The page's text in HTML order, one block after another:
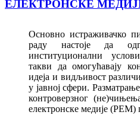
ЕЛЕКТРОНСКЕ
Основно истраживачко
раду настоје да
институционални
такви да омогућавају
идеја и видљивост
у јавној сфери.
контроверзног
електронске медије